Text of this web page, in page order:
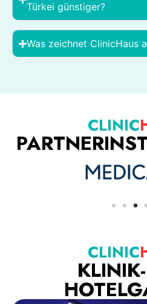
Türkei günstiger?
Was zeichnet ClinicHaus
CLINIC
CLINIC